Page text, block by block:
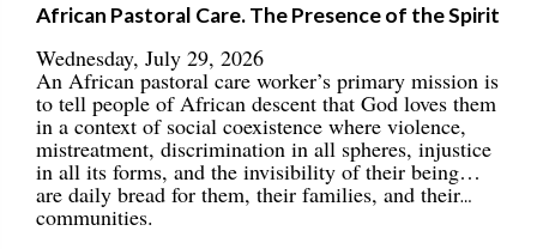
African Pastoral Care. The Presence of the Spirit
Wednesday, July 29, 2026
An African pastoral care worker’s primary mission is
to tell people of African descent that God loves them
in a context of social coexistence where violence,
mistreatment, discrimination in all spheres, injustice
in all its forms, and the invisibility of their being…
are daily bread for them, their families, and their
communities.